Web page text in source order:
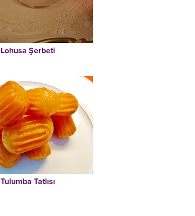
Lohusa Şerbeti
Tulumba Tatlısı